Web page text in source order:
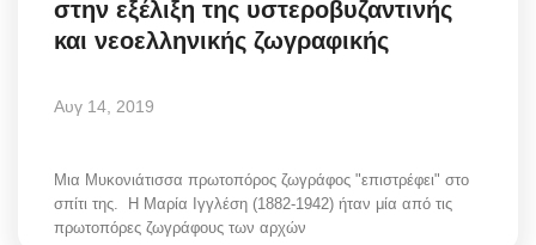
Cost Of Living Crisis
Opinion + Analysis
L’Art des Sens
All News
στην εξέλιξη της υστεροβυζαντινής
και νεοελληνικής ζωγραφικής
Αυγ 14, 2019
Μια Μυκονιάτισσα πρωτοπόρος ζωγράφος "επιστρέφει" στο
σπίτι της. Η Μαρία Ιγγλέση (1882-1942) ήταν μία από τις
πρωτοπόρες ζωγράφους των αρχών